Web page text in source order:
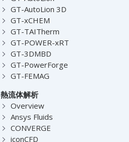
GT-AutoLion 3D
GT-xCHEM
GT-TAITherm
GT-POWER-xRT
GT-3DMBD
GT-PowerForge
GT-FEMAG
熱流体解析
Overview
Ansys Fluids
CONVERGE
iconCFD